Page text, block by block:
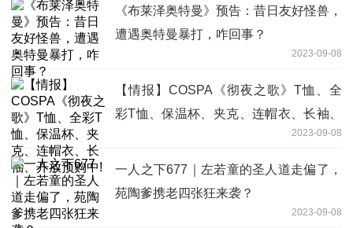
《布莱泽奥特曼》预告：昔日友好怪兽，
遭遇奥特曼暴打，咋回事？
2023-09-08
【情报】COSPA《彻夜之歌》T恤、全
彩T恤、保温杯、夹克、连帽衣、长袖、
2023-09-08
一人之下677｜左若童的圣人道走偏了，
苑陶爹携老四张狂来袭？
2023-09-08